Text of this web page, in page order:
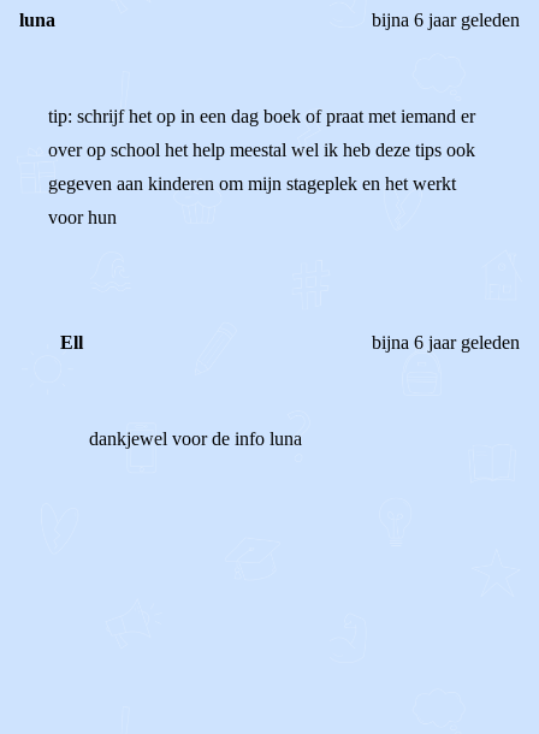
luna bijna 6 jaar geleden
tip: schrijf het op in een dag boek of praat met iemand er
over op school het help meestal wel ik heb deze tips ook
gegeven aan kinderen om mijn stageplek en het werkt
voor hun
Ell bijna 6 jaar geleden
dankjewel voor de info luna